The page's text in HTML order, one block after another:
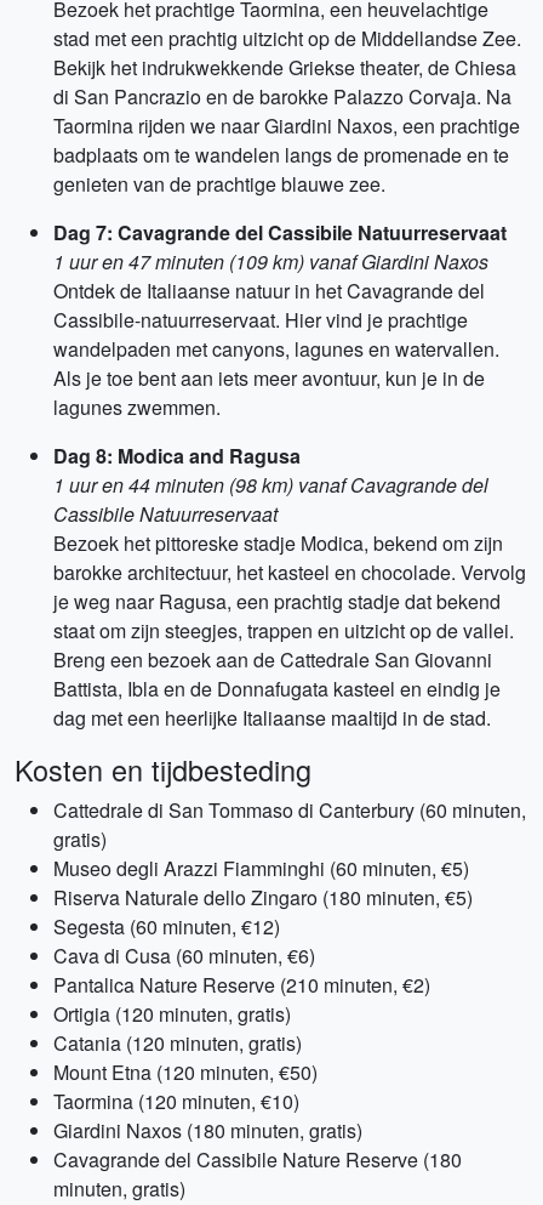
Bezoek het prachtige Taormina, een heuvelachtige
stad met een prachtig uitzicht op de Middellandse Zee.
Bekijk het indrukwekkende Griekse theater, de Chiesa
di San Pancrazio en de barokke Palazzo Corvaja. Na
Taormina rijden we naar Giardini Naxos, een prachtige
badplaats om te wandelen langs de promenade en te
genieten van de prachtige blauwe zee.
Dag 7: Cavagrande del Cassibile Natuurreservaat
1 uur en 47 minuten (109 km) vanaf Giardini Naxos
Ontdek de Italiaanse natuur in het Cavagrande del
Cassibile-natuurreservaat. Hier vind je prachtige
wandelpaden met canyons, lagunes en watervallen.
Als je toe bent aan iets meer avontuur, kun je in de
lagunes zwemmen.
Dag 8: Modica and Ragusa
1 uur en 44 minuten (98 km) vanaf Cavagrande del
Cassibile Natuurreservaat
Bezoek het pittoreske stadje Modica, bekend om zijn
barokke architectuur, het kasteel en chocolade. Vervolg
je weg naar Ragusa, een prachtig stadje dat bekend
staat om zijn steegjes, trappen en uitzicht op de vallei.
Breng een bezoek aan de Cattedrale San Giovanni
Battista, Ibla en de Donnafugata kasteel en eindig je
dag met een heerlijke Italiaanse maaltijd in de stad.
Kosten en tijdbesteding
Cattedrale di San Tommaso di Canterbury (60 minuten,
gratis)
Museo degli Arazzi Fiamminghi (60 minuten, €5)
Riserva Naturale dello Zingaro (180 minuten, €5)
Segesta (60 minuten, €12)
Cava di Cusa (60 minuten, €6)
Pantalica Nature Reserve (210 minuten, €2)
Ortigia (120 minuten, gratis)
Catania (120 minuten, gratis)
Mount Etna (120 minuten, €50)
Taormina (120 minuten, €10)
Giardini Naxos (180 minuten, gratis)
Cavagrande del Cassibile Nature Reserve (180
minuten, gratis)